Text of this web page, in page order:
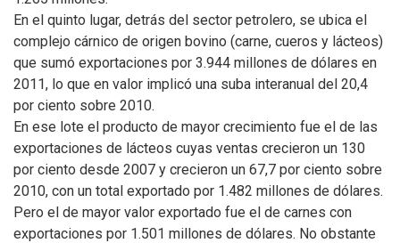
En el quinto lugar, detrás del sector petrolero, se ubica el
complejo cárnico de origen bovino (carne, cueros y lácteos)
que sumó exportaciones por 3.944 millones de dólares en
2011, lo que en valor implicó una suba interanual del 20,4
por ciento sobre 2010.
En ese lote el producto de mayor crecimiento fue el de las
exportaciones de lácteos cuyas ventas crecieron un 130
por ciento desde 2007 y crecieron un 67,7 por ciento sobre
2010, con un total exportado por 1.482 millones de dólares.
Pero el de mayor valor exportado fue el de carnes con
exportaciones por 1.501 millones de dólares. No obstante